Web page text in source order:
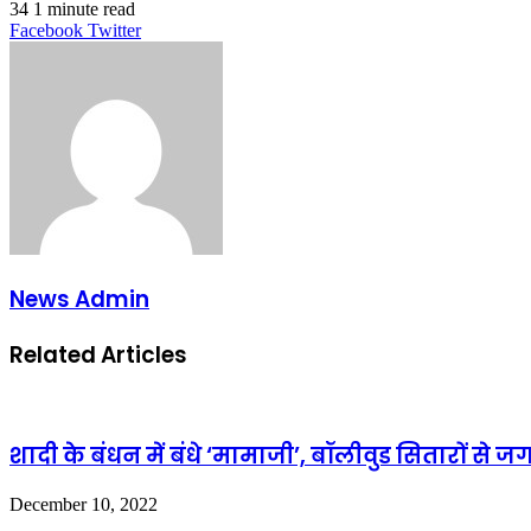
34 1 minute read
Facebook TwitterLinkedIn
Tumblr
Pinterest
Reddit
VKontakte
Share
Print
News Admin
Related Articles
शादी के बंधन में बंधे ‘मामाजी’, बॉलीवुड सितारों से
December 10, 2022